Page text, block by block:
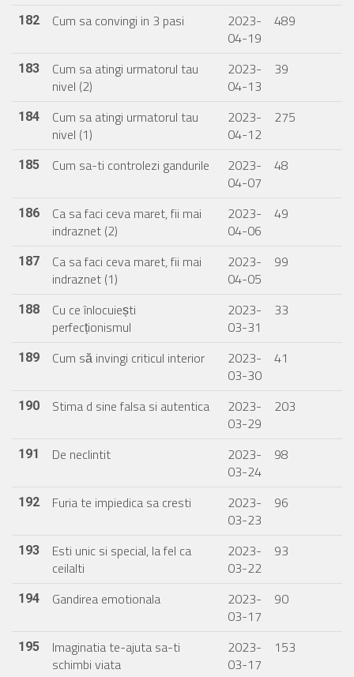
182 Cum sa convingi in 3 pasi
2023-
04-19
489
183
Cum sa atingi urmatorul tau
nivel (2)
2023-
04-13
39
184
Cum sa atingi urmatorul tau
nivel (1)
2023-
04-12
275
185 Cum sa-ti controlezi gandurile
2023-
04-07
48
186
Ca sa faci ceva maret, fii mai
indraznet (2)
2023-
04-06
49
187
Ca sa faci ceva maret, fii mai
indraznet (1)
2023-
04-05
99
188
Cu ce înlocuiești
perfecționismul
2023-
03-31
33
189 Cum să invingi criticul interior
2023-
03-30
41
190 Stima d sine falsa si autentica
2023-
03-29
203
191 De neclintit
2023-
03-24
98
192 Furia te impiedica sa cresti
2023-
03-23
96
193
Esti unic si special, la fel ca
ceilalti
2023-
03-22
93
194 Gandirea emotionala
2023-
03-17
90
195
Imaginatia te-ajuta sa-ti
schimbi viata
2023-
03-17
153